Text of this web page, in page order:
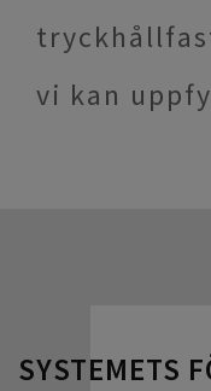
vi kan
SYSTEMETS